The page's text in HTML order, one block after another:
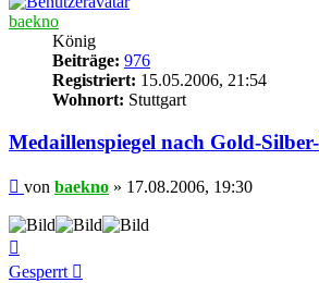
baekno
König
Beiträge: 976
Registriert: 15.05.2006, 21:54
Wohnort: Stuttgart
Medaillenspiegel nach Gold-
Beitrag
von baekno » 17.08.2006, 19:30
oben
Gesperrt